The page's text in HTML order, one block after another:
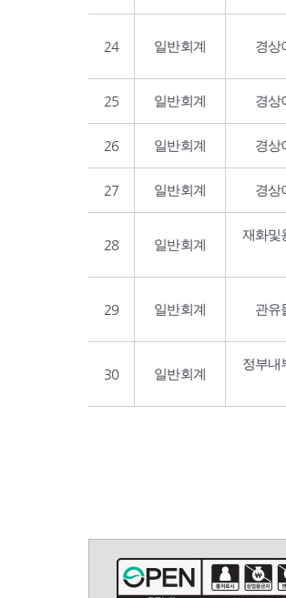
24 일반회계 경상
25 일반회계 경상
26 일반회계 경상
27 일반회계 경상
28 일반회계
재화및
29 일반회계 관유
30 일반회계
정부내